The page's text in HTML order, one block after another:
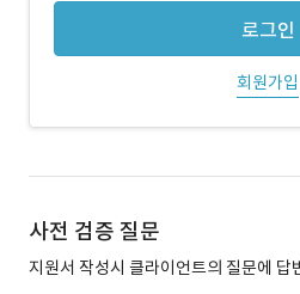
로그인
회원가입
사전 검증 질문
지원서 작성시 클라이언트의 질문에 답